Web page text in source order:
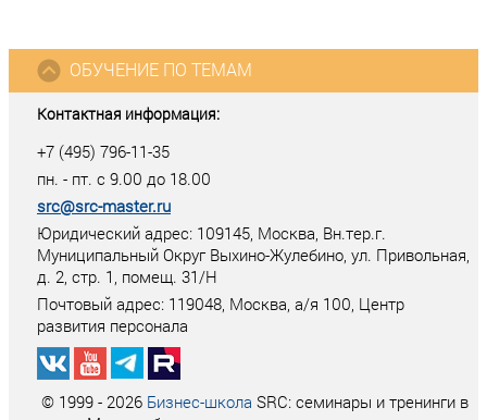
Контактная информация:
+7 (495) 796-11-35
пн. - пт. с 9.00 до 18.00
src@src-master.ru
Юридический адрес: 109145, Москва, Вн.тер.г.
Муниципальный Округ Выхино-Жулебино, ул. Привольная,
д. 2, стр. 1, помещ. 31/Н
Почтовый адрес: 119048, Москва, а/я 100, Центр
развития персонала
ОБУЧЕНИЕ ПО ТЕМАМ
© 1999 - 2026 Бизнес-школа SRC: семинары и тренинги в